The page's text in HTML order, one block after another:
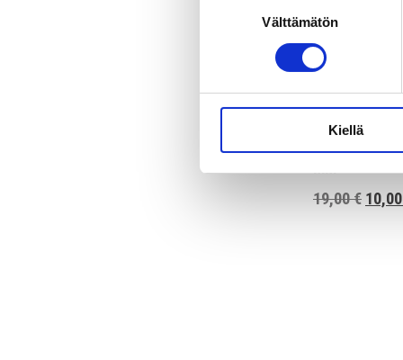
Välttämätön
Kiellä
19,00€ 10,00